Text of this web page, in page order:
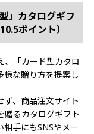
」カタログギフ
ポイント）
、「カード型カタロ
様な贈り方を提案し
ず、商品注文サイト
贈るカタログギフト
手にもSNSやメー